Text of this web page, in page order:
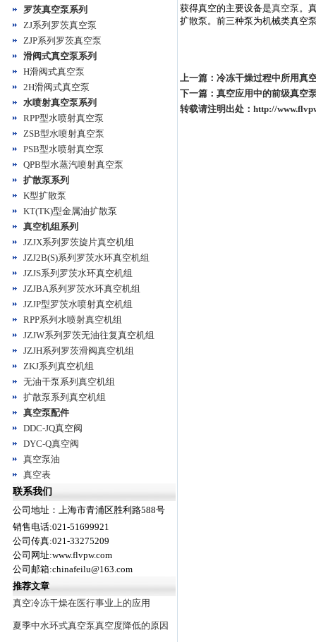
罗茨真空泵系列
ZJ系列罗茨真空泵
ZJP系列罗茨真空泵
滑阀式真空泵系列
H滑阀式真空泵
2H滑阀式真空泵
水喷射真空泵系列
RPP型水喷射真空泵
ZSB型水喷射真空泵
PSB型水喷射真空泵
QPB型水蒸汽喷射真空泵
扩散泵系列
K型扩散泵
KT(TK)型金属油扩散泵
真空机组系列
JZJX系列罗茨旋片真空机组
JZJ2B(S)系列罗茨水环真空机组
JZJS系列罗茨水环真空机组
JZJBA系列罗茨水环真空机组
JZJP型罗茨水喷射真空机组
RPP系列水喷射真空机组
JZJW系列罗茨无油往复真空机组
JZJH系列罗茨滑阀真空机组
ZKJ系列真空机组
无油干泵系列真空机组
扩散泵系列真空机组
真空泵配件
DDC-JQ真空阀
DYC-Q真空阀
真空泵油
真空表
联系我们
公司地址：上海市青浦区胜利路588号
销售电话:021-51699921
公司传真:021-33275209
公司网址:www.flvpw.com
公司邮箱:chinafeilu@163.com
推荐文章
真空冷冻干燥在医行事业上的应用
夏季中水环式真空泵真空度降低的原因
获得真空的主要设备是真空泵。
扩散泵。前三种泵为机械类真空
上一篇： 冷冻干燥过程中所用真
下一篇： 真空应用中的前级真空
转载请注明出处： http://